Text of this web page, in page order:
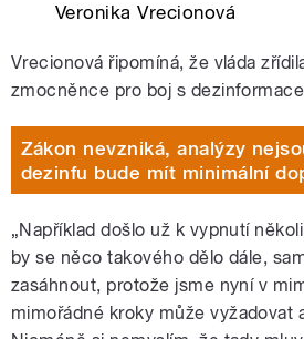
Veronika Vrecionová
Vrecionová řipomíná, že vláda
zmocněnce pro boj s
Zákon nevzniká, analýzy
dezinfu bude mít minimální
„Například došlo už k vypnutí
by se něco takového dělo dále,
zasáhnout, protože jsme nyní v
mimořádné kroky může vyžadovat